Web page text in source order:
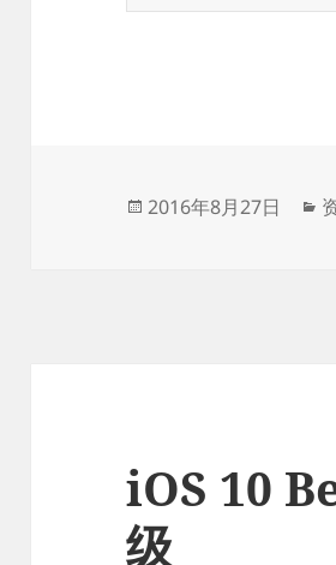
发
2016年8月27日
iOS 10
级